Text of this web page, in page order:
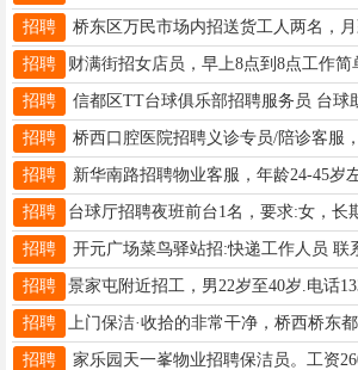
招聘
招聘
招聘
招聘
招聘
招聘
招聘
招聘 景家屯附近招工，男22岁至40岁.电话
招聘
招聘